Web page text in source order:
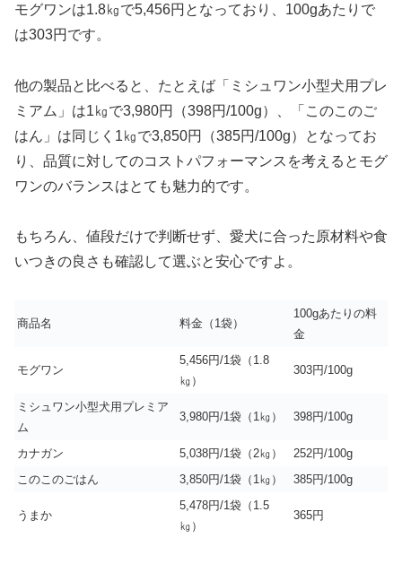
モグワンは1.8㎏で5,456円となっており、100gあたりで
は303円です。
他の製品と比べると、たとえば「ミシュワン小型犬用プレ
ミアム」は1㎏で3,980円（398円/100g）、「このこのご
はん」は同じく1㎏で3,850円（385円/100g）となってお
り、品質に対してのコストパフォーマンスを考えるとモグ
ワンのバランスはとても魅力的です。
もちろん、値段だけで判断せず、愛犬に合った原材料や食
いつきの良さも確認して選ぶと安心ですよ。
商品名 料金（1袋）
100gあたりの料
金
モグワン
5,456円/1袋（1.8
㎏）
303円/100g
ミシュワン小型犬用プレミア
ム
3,980円/1袋（1㎏） 398円/100g
カナガン 5,038円/1袋（2㎏）
252円/100g
このこのごはん
3,850円/1袋（1㎏） 385円/100g
うまか
5,478円/1袋（1.5
㎏）
365円